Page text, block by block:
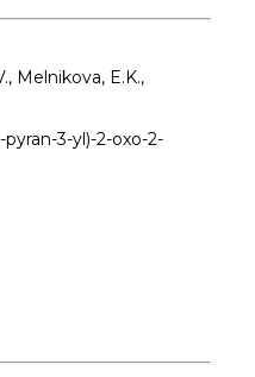
Melnikova, E.K.,
3-yl)-2-oxo-2-